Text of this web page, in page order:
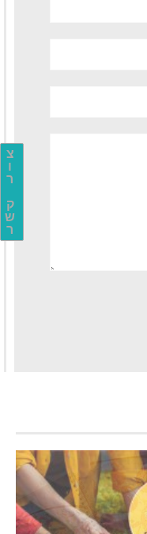
צ
ו
ר
ק
ש
ר